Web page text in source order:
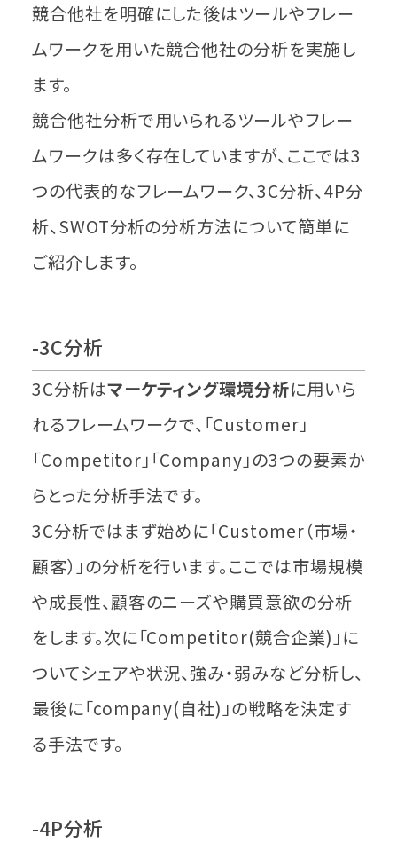
競合他社を明確にした後はツールやフレー
ムワークを用いた競合他社の分析を実施し
ます。
競合他社分析で用いられるツールやフレー
ムワークは多く存在していますが、ここでは3
つの代表的なフレームワーク、3C分析、4P分
析、SWOT分析の分析方法について簡単に
ご紹介します。
-3C分析
3C分析はマーケティング環境分析に用いら
れるフレームワークで、「Customer」
「Competitor」「Company」の3つの要素か
らとった分析手法です。
3C分析ではまず始めに「Customer（市場・
顧客）」の分析を行います。ここでは市場規模
や成長性、顧客のニーズや購買意欲の分析
をします。次に「Competitor(競合企業)」に
ついてシェアや状況、強み・弱みなど分析し、
最後に「company(自社)」の戦略を決定す
る手法です。
-4P分析